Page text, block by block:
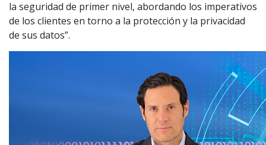
la seguridad de primer nivel, abordando los imperativos
de los clientes en torno a la protección y la privacidad
de sus datos”.